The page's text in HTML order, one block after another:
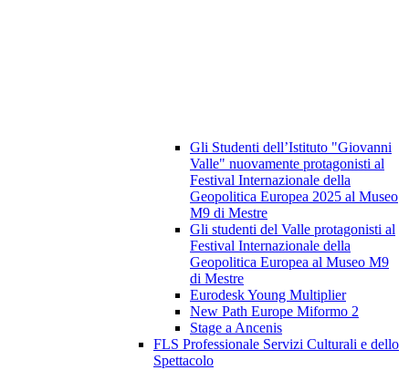
Gli Studenti dell’Istituto "Giovanni
Valle" nuovamente protagonisti al
Festival Internazionale della
Geopolitica Europea 2025 al Museo
M9 di Mestre
Gli studenti del Valle protagonisti al
Festival Internazionale della
Geopolitica Europea al Museo M9
di Mestre
Eurodesk Young Multiplier
New Path Europe Miformo 2
Stage a Ancenis
FLS Professionale Servizi Culturali e dello
Spettacolo